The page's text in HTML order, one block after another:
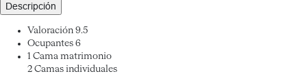
Descripción
Valoración 9.5
Ocupantes 6
1 Cama matrimonio
2 Camas individuales